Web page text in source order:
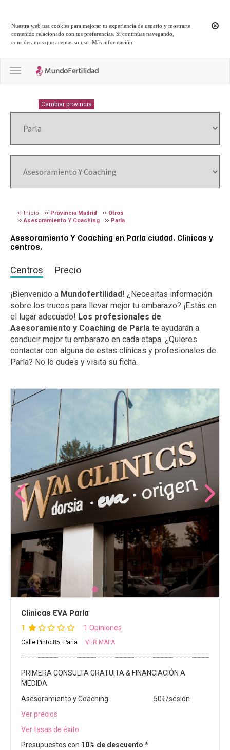
Nuestra web usa cookies para mejorar tu experiencia de usuario y mostrarte
contenido relacionado con tus preferencias. Si continúas navegando,
consideramos que aceptas su uso.Más información
Toggle navigation
Cambiar provincia
Inicio Provincia Madrid
Otros
Asesoramiento Y Coaching
Parla
Asesoramiento Y Coaching en Parla ciudad. Clínicas y
centros.
Centros Precio
¡Bienvenido a Mundofertilidad! ¿Necesitas información
sobre los trucos para llevar mejor tu embarazo? ¡Estás en
el lugar adecuado! Los profesionales de
Asesoramiento y Coaching de Parla te ayudarán a
conducir mejor tu embarazo en cada etapa. ¿Quieres
contactar con alguna de estas clínicas y profesionales de
Parla? No lo dudes y visita su ficha.
Clínicas EVA Parla
1 1 Opiniones
Calle Pinto 85, Parla VER MAPA
PRIMERA CONSULTA GRATUITA & FINANCIACIÓN A
MEDIDA
Asesoramiento y Coaching
50€/sesión
Ver precios
Ver tasas de éxito
Presupuestos con 10% de descuento *